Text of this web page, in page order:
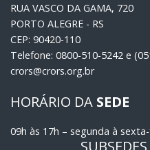
RUA VASCO DA GAMA, 720
PORTO ALEGRE - RS
CEP: 90420-110
Telefone: 0800-510-5242 e
crors@crors.org.br
HORÁRIO DA SEDE
09h às 17h – segunda à
SUBSEDES